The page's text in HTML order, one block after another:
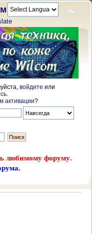
войдите или
активации?
любимому форуму.